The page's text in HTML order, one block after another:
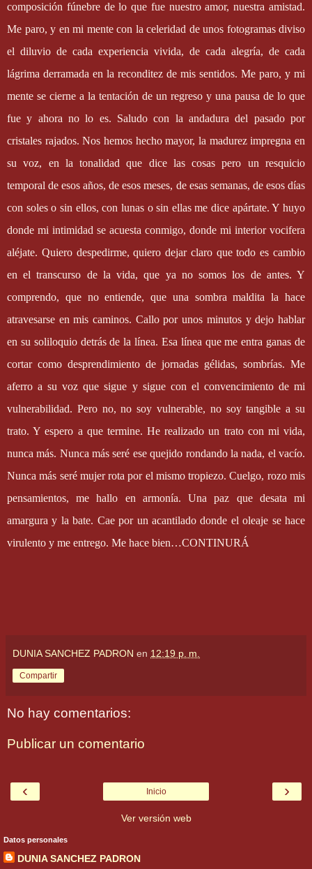
composición fúnebre de lo que fue nuestro amor, nuestra amistad.
Me paro, y en mi mente con la celeridad de unos fotogramas diviso
el diluvio de cada experiencia vivida, de cada alegría, de cada
lágrima derramada en la reconditez de mis sentidos. Me paro, y mi
mente se cierne a la tentación de un regreso y una pausa de lo que
fue y ahora no lo es. Saludo con la andadura del pasado por
cristales rajados. Nos hemos hecho mayor, la madurez impregna en
su voz, en la tonalidad que dice las cosas pero un resquicio
temporal de esos años, de esos meses, de esas semanas, de esos días
con soles o sin ellos, con lunas o sin ellas me dice apártate. Y huyo
donde mi intimidad se acuesta conmigo, donde mi interior vocifera
aléjate. Quiero despedirme, quiero dejar claro que todo es cambio
en el transcurso de la vida, que ya no somos los de antes. Y
comprendo, que no entiende, que una sombra maldita la hace
atravesarse en mis caminos. Callo por unos minutos y dejo hablar
en su soliloquio detrás de la línea. Esa línea que me entra ganas de
cortar como desprendimiento de jornadas gélidas, sombrías. Me
aferro a su voz que sigue y sigue con el convencimiento de mi
vulnerabilidad. Pero no, no soy vulnerable, no soy tangible a su
trato. Y espero a que termine. He realizado un trato con mi vida,
nunca más. Nunca más seré ese quejido rondando la nada, el vacío.
Nunca más seré mujer rota por el mismo tropiezo. Cuelgo, rozo mis
pensamientos, me hallo en armonía. Una paz que desata mi
amargura y la bate. Cae por un acantilado donde el oleaje se hace
virulento y me entrego. Me hace bien…CONTINURÁ
DUNIA SANCHEZ PADRON en 12:19 p. m.
Compartir
No hay comentarios:
Publicar un comentario
‹ ›
Inicio
Ver versión web
Datos personales
DUNIA SANCHEZ PADRON